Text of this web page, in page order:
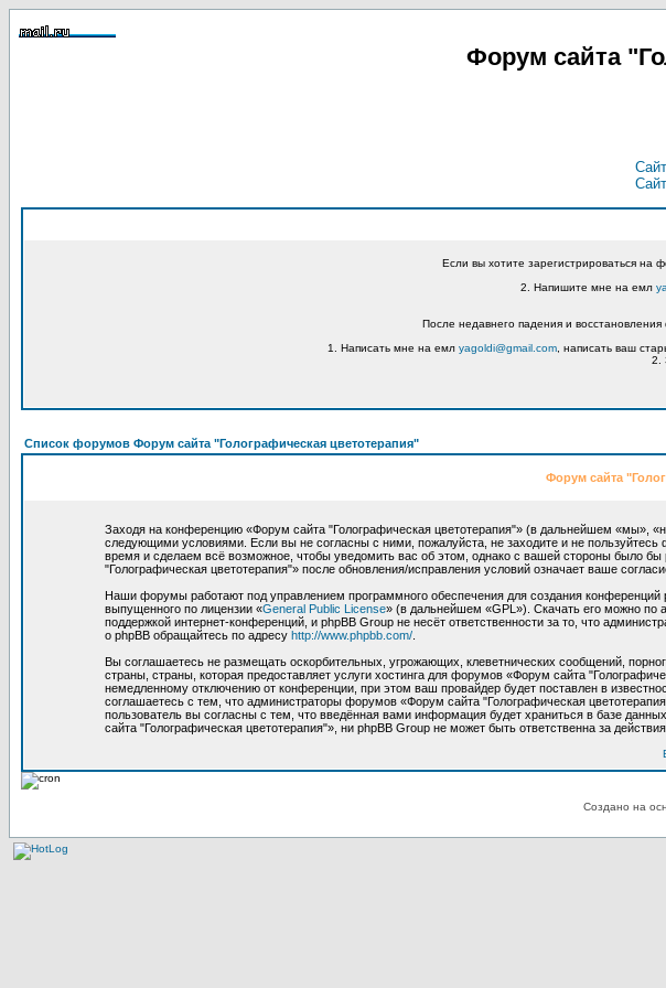
Форум сайта
Если вы хотите зарегистрироваться на
2. Напишите мне на емл
После недавнего падения и
1. Написать мне на емл yagoldi@gmail.com , написать ваш
2.
Список форумов Форум сайта "Голографическая цветотерапия"
Форум сайта
Заходя на конференцию «Форум сайта "Голографическая цветотерапия"» (в дальнейшем «мы»,
следующими условиями. Если вы не согласны с ними, пожалуйста, не заходите и не
время и сделаем всё возможное, чтобы уведомить вас об этом, однако с вашей стороны было
"Голографическая цветотерапия"» после обновления/исправления условий означает ваше
Наши форумы работают под управлением программного обеспечения для создания
выпущенного по лицензии «General Public License» (в дальнейшем «GPL»). Скачать его можно по
поддержкой интернет-конференций, и phpBB Group не несёт ответственности за то, что
о phpBB обращайтесь по адресу http://www.phpbb.com/
Вы соглашаетесь не размещать оскорбительных, угрожающих, клеветнических сообщений,
страны, страны, которая предоставляет услуги хостинга для форумов «Форум сайта
немедленному отключению от конференции, при этом ваш провайдер будет поставлен в
соглашаетесь с тем, что администраторы форумов «Форум сайта "Голографическая
пользователь вы согласны с тем, что введённая вами информация будет храниться в базе
сайта "Голографическая цветотерапия"», ни phpBB Group не может быть ответственна за
Создано на